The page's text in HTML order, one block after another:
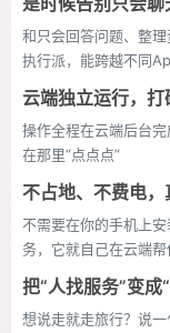
和只会回答问题、整
执行派，能跨越不同
云端独立运行，
操作全程在云端后台
在那里“点点点”
不占地、不费电，
不需要在你的手机上
务，它就自己在云端帮
把“人找服务”变成
想说走就走旅行？说